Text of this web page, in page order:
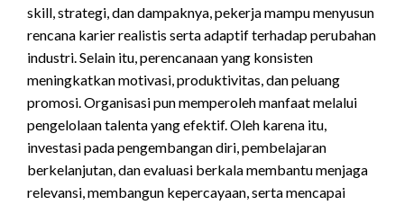
skill, strategi, dan dampaknya, pekerja mampu menyusun
rencana karier realistis serta adaptif terhadap perubahan
industri. Selain itu, perencanaan yang konsisten
meningkatkan motivasi, produktivitas, dan peluang
promosi. Organisasi pun memperoleh manfaat melalui
pengelolaan talenta yang efektif. Oleh karena itu,
investasi pada pengembangan diri, pembelajaran
berkelanjutan, dan evaluasi berkala membantu menjaga
relevansi, membangun kepercayaan, serta mencapai